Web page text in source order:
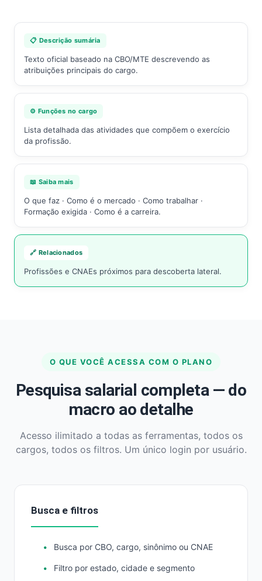
📋 Descrição sumária
Texto oficial baseado na CBO/MTE descrevendo as
atribuições principais do cargo.
⚙️ Funções no cargo
Lista detalhada das atividades que compõem o exercício
da profissão.
📖 Saiba mais
O que faz · Como é o mercado · Como trabalhar ·
Formação exigida · Como é a carreira.
🔗 Relacionados
Profissões e CNAEs próximos para descoberta lateral.
O QUE VOCÊ ACESSA COM O PLANO
Pesquisa salarial completa — do
macro ao detalhe
Acesso ilimitado a todas as ferramentas, todos os
cargos, todos os filtros. Um único login por usuário.
Busca e filtros
Busca por CBO, cargo, sinônimo ou CNAE
Filtro por estado, cidade e segmento